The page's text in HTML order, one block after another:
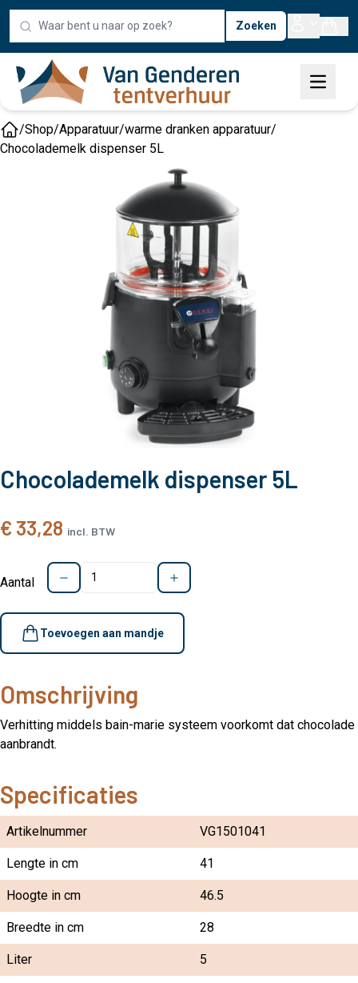
Zoeken
Home
/Shop/Apparatuur/warme dranken apparatuur/
Chocolademelk dispenser 5L
Chocolademelk dispenser 5L
€ 33,28 incl. BTW
Aantal
Toevoegen aan mandje
Omschrijving
Verhitting middels bain-marie systeem voorkomt dat chocolade
aanbrandt.
Specificaties
Artikelnummer VG1501041
Lengte in cm 41
Hoogte in cm 46.5
Breedte in cm 28
Liter 5